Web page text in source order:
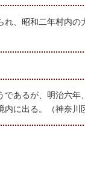
、昭和二年村内
あるが、明治六年
に出る。（神奈川